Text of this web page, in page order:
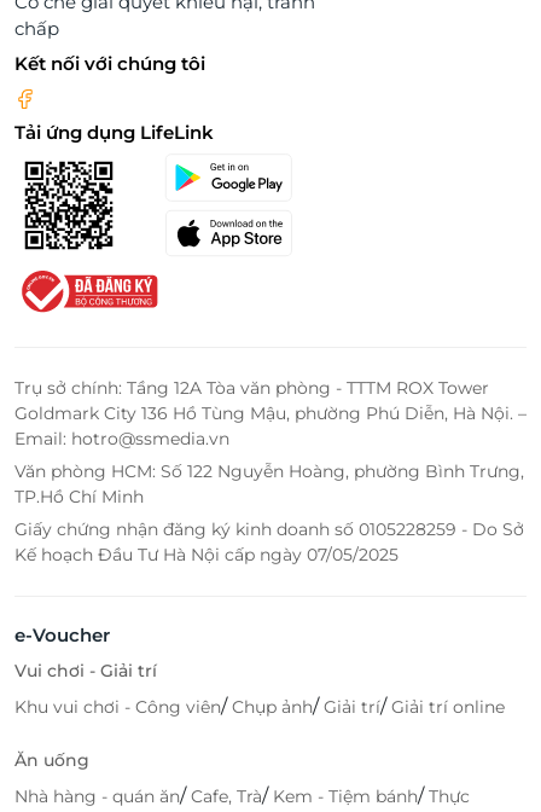
chấp
Kết nối với chúng tôi
Tải ứng dụng LifeLink
Trụ sở chính: Tầng 12A Tòa văn phòng - TTTM ROX Tower
Goldmark City 136 Hồ Tùng Mậu, phường Phú Diễn, Hà Nội. –
Email: hotro@ssmedia.vn
Văn phòng HCM: Số 122 Nguyễn Hoàng, phường Bình Trưng,
TP.Hồ Chí Minh
Giấy chứng nhận đăng ký kinh doanh số 0105228259 - Do Sở
Kế hoạch Đầu Tư Hà Nội cấp ngày 07/05/2025
e-Voucher
Vui chơi - Giải trí
Khu vui chơi - Công viên/Chụp ảnh/Giải trí/Giải trí online
Ăn uống
Nhà hàng - quán ăn/Cafe, Trà/ Kem - Tiệm bánh/Thực